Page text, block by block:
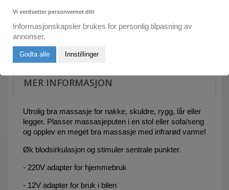
MER INFORMASJON
Utrolig bra massasje for nakke, skuldre, rygg, lår eller
legger. Plasser massasjeputen i en stol eller sofa/seng
og opplev en meget bra massasje med infrarød varme!
Øk blodsirkulasjon og stimuler sentrale punkter.
- 220V adapter for hjemmebruk
- 12V adapter for bruk i bilen
Vi verdsetter personvernet ditt
Informasjonskapsler brukes for personlig tilpasning av
annonser.
Godta alle Innstillinger